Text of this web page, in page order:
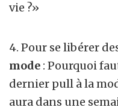
vie ?»
4. Pour se libérer
mode : Pourquoi
dernier pull à la
aura dans une